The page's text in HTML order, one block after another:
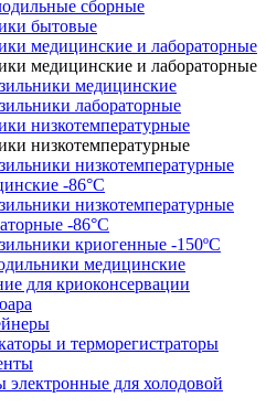
сборные
бытовые
медицинские и лабораторные
медицинские и лабораторные
медицинские
лабораторные
низкотемпературные
низкотемпературные
низкотемпературные
-86°С
низкотемпературные
-86°С
криогенные -150ºC
медицинские
для криоконсервации
и терморегистраторы
электронные для холодовой